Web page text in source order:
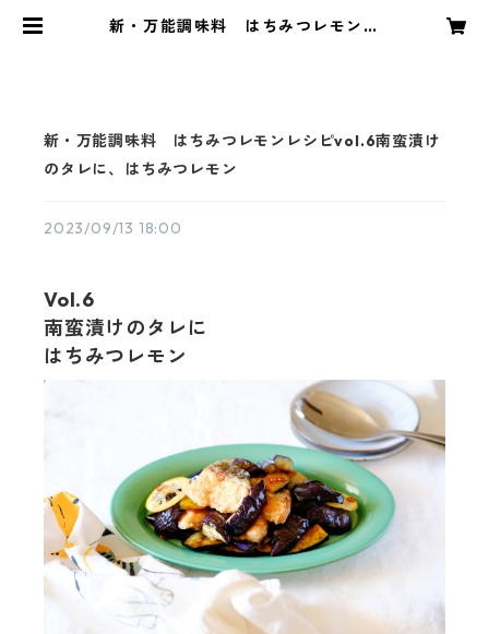
新・万能調味料 はちみつレモンレ
新・万能調味料 はちみつレモンレシピvol.6南蛮漬け
のタレに、はちみつレモン
2023/09/13 18:00
Vol.6
南蛮漬けのタレに
はちみつレモン